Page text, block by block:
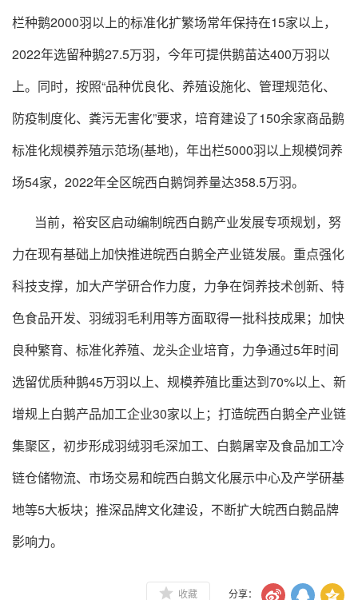
栏种鹅2000羽以上的标准化扩繁场常年保持在15家以上，
2022年选留种鹅27.5万羽，今年可提供鹅苗达400万羽以
上。同时，按照“品种优良化、养殖设施化、管理规范化、
防疫制度化、粪污无害化”要求，培育建设了150余家商品鹅
标准化规模养殖示范场(基地)，年出栏5000羽以上规模饲养
场54家，2022年全区皖西白鹅饲养量达358.5万羽。
当前，裕安区启动编制皖西白鹅产业发展专项规划，努
力在现有基础上加快推进皖西白鹅全产业链发展。重点强化
科技支撑，加大产学研合作力度，力争在饲养技术创新、特
色食品开发、羽绒羽毛利用等方面取得一批科技成果；加快
良种繁育、标准化养殖、龙头企业培育，力争通过5年时间
选留优质种鹅45万羽以上、规模养殖比重达到70%以上、新
增规上白鹅产品加工企业30家以上；打造皖西白鹅全产业链
集聚区，初步形成羽绒羽毛深加工、白鹅屠宰及食品加工冷
链仓储物流、市场交易和皖西白鹅文化展示中心及产学研基
地等5大板块；推深品牌文化建设，不断扩大皖西白鹅品牌
影响力。
收藏 分享：